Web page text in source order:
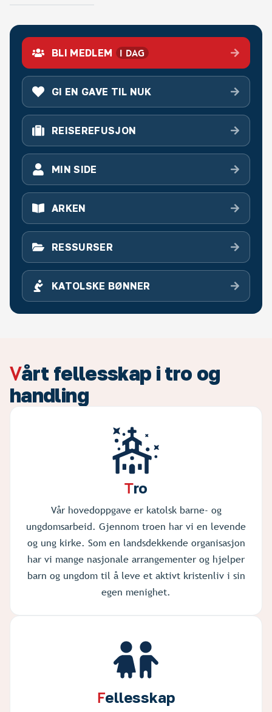
BLI MEDLEM I DAG (ÅPNES I NY FANE)
GI EN GAVE TIL NUK(ÅPNES I NY FANE)
REISEREFUSJON
MIN SIDE
ARKEN
RESSURSER
KATOLSKE BØNNER
Vårt fellesskap i tro og
handling
Tro
Vår hovedoppgave er katolsk barne- og
ungdomsarbeid. Gjennom troen har vi en levende
og ung kirke. Som en landsdekkende organisasjon
har vi mange nasjonale arrangementer og hjelper
barn og ungdom til å leve et aktivt kristenliv i sin
egen menighet.
Fellesskap